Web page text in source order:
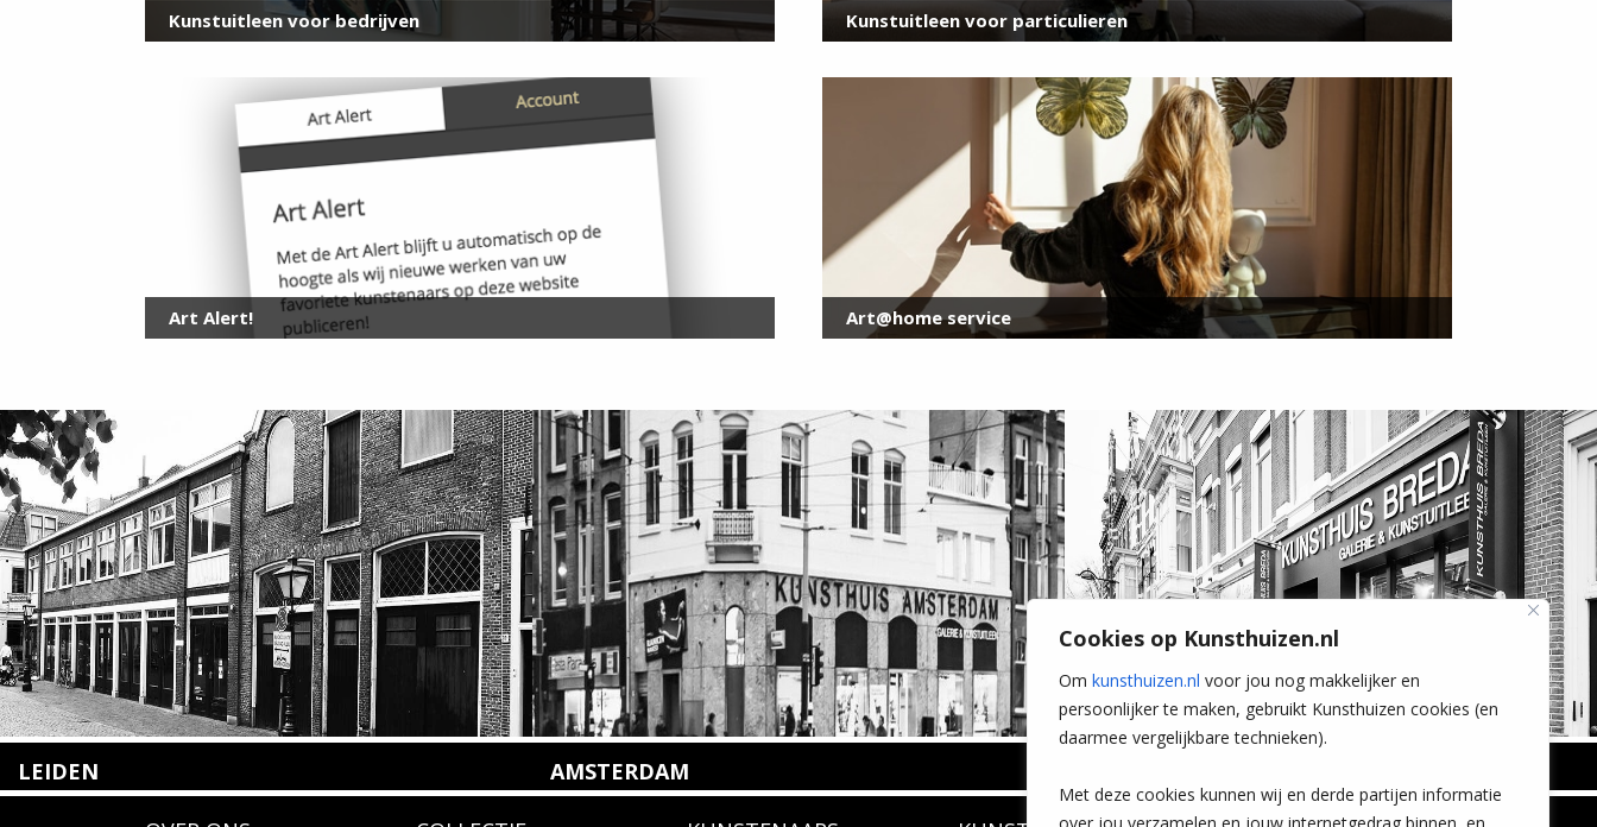
Cookies op Kunsthuizen.nl
Om kunsthuizen.nl voor jou nog makkelijker en
persoonlijker te maken, gebruikt Kunsthuizen cookies (en
daarmee vergelijkbare technieken).
Met deze cookies kunnen wij en derde partijen informatie
Kunstuitleen voor bedrijven Kunstuitleen voor particulieren
Art Alert! Art@home service
LEIDEN AMSTERDAM
Wilhelminastraat 11